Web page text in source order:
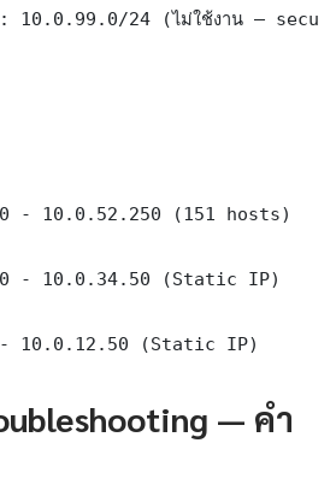
10.0.99.0/24 (ไม่ใช้งาน —
- 10.0.52.250 (151 hosts)
- 10.0.34.50 (Static IP)
- 10.0.12.50 (Static IP)
— คำ